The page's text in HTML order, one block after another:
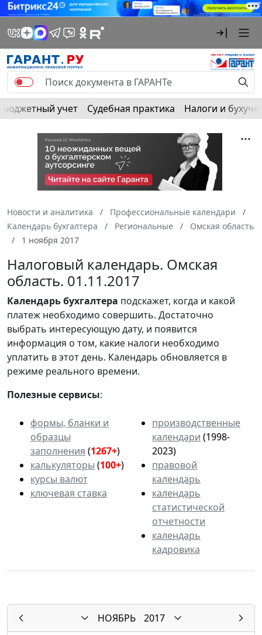
Бюджетный учет Судебная практика Налоги и
Новости и аналитика
Профессиональные календари
Календарь бухгалтера
Региональные
Омская область
1 ноября 2017
Налоговый календарь. Омская
область. 01.11.2017
Календарьбухгалтера подскажет, когда и какой
платеж необходимо совершить. Достаточно
выбрать интересующую дату, и появится
информация о том, какие налоги необходимо
уплатить в этот день. Календарь обновляется в
режиме реального времени.
Полезные сервисы:
формы, бланки и
образцы
заполнения (1267+)
калькуляторы (100+)
курсы валют
ключевая ставка
производственные
календари (1998-
2023)
правовой
календарь
календарь
статистической
отчетности
календарь
кадровика
НОЯБРЬ
2017